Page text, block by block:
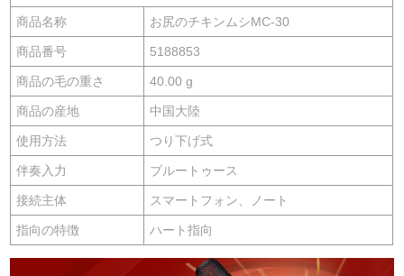
商品名称 お尻のチキンムシMC-30
商品番号 5188853
商品の毛の重さ 40.00 g
商品の産地 中国大陸
使用方法 つり下げ式
伴奏入力 ブルートゥース
接続主体 スマートフォン、ノート
指向の特徴 ハート指向